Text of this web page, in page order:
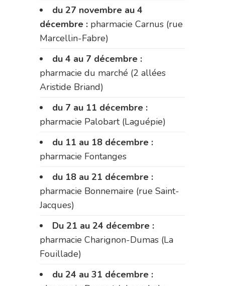
du 27 novembre au 4
décembre : pharmacie Carnus (rue
Marcellin-Fabre)
du 4 au 7 décembre :
pharmacie du marché (2 allées
Aristide Briand)
du 7 au 11 décembre :
pharmacie Palobart (Laguépie)
du 11 au 18 décembre :
pharmacie Fontanges
du 18 au 21 décembre :
pharmacie Bonnemaire (rue Saint-
Jacques)
Du 21 au 24 décembre :
pharmacie Charignon-Dumas (La
Fouillade)
du 24 au 31 décembre :